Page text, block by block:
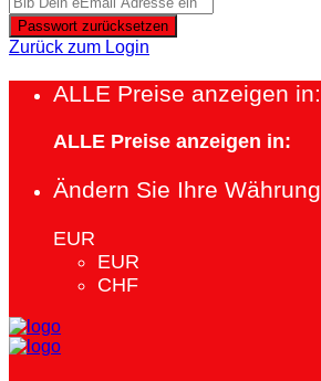
Passwort zurücksetzen
Zurück zum Login
ALLE Preise anzeigen in:
ALLE Preise anzeigen in:
Ändern Sie Ihre Währung
EUR
EUR
CHF